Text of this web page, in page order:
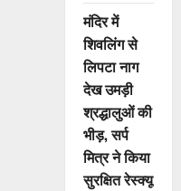
मंदिर में
शिवलिंग से
लिपटा नाग
देख उमड़ी
श्रद्धालुओं की
भीड़, सर्प
मित्र ने किया
सुरक्षित रेस्क्यू